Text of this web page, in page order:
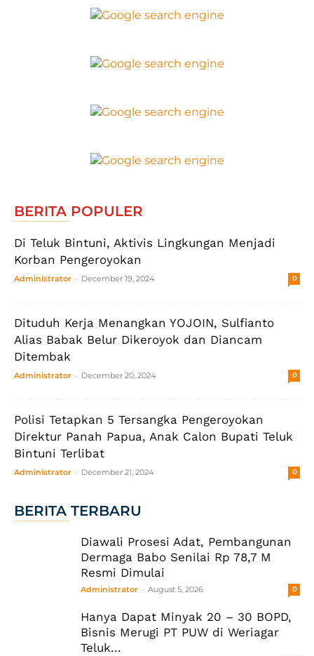
BERITA POPULER
Di Teluk Bintuni, Aktivis Lingkungan Menjadi
Korban Pengeroyokan
Administrator - December 19, 2024 0
Dituduh Kerja Menangkan YOJOIN, Sulfianto
Alias Babak Belur Dikeroyok dan Diancam
Ditembak
Administrator - December 20, 2024 0
Polisi Tetapkan 5 Tersangka Pengeroyokan
Direktur Panah Papua, Anak Calon Bupati Teluk
Bintuni Terlibat
Administrator - December 21, 2024 0
BERITA TERBARU
Diawali Prosesi Adat, Pembangunan
Dermaga Babo Senilai Rp 78,7 M
Resmi Dimulai
Administrator - August 5, 2026 0
Hanya Dapat Minyak 20 – 30 BOPD,
Bisnis Merugi PT PUW di Weriagar
Teluk...